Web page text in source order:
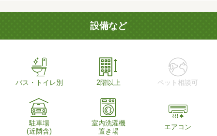
設備など
バス・トイレ別 2階以上 ペット相談可
駐車場
(近隣含)
室内洗濯機
置き場
エアコン